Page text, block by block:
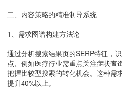
二、内容策略的精准制导系统
1、需求图谱构建方法论
通过分析搜索结果页的SERP特征，
点。例如医疗行业需重点关注症状查
把握比较型搜索的转化机会。这种需
提升40%以上。